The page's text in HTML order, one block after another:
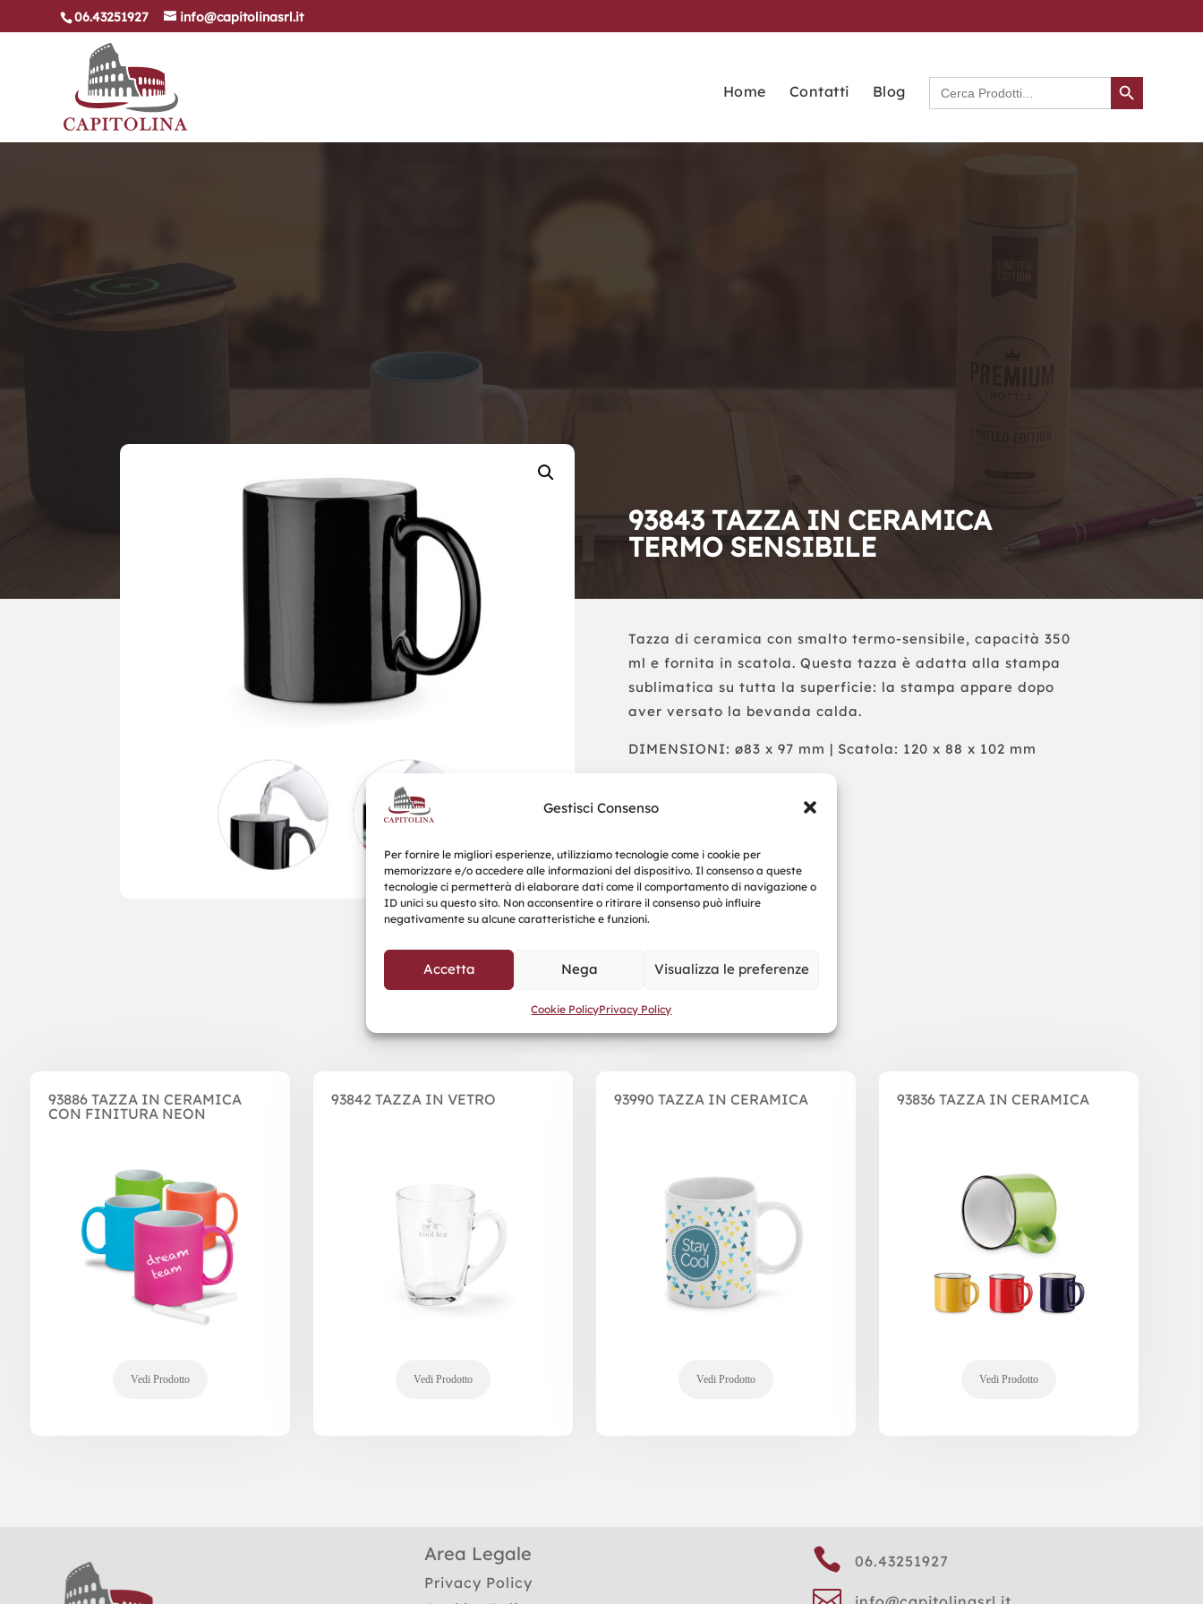
Gestisci Consenso
Per fornire le migliori esperienze, utilizziamo tecnologie come i cookie per
memorizzare e/o accedere alle informazioni del dispositivo. Il consenso a queste
tecnologie ci permetterà di elaborare dati come il comportamento di navigazione o
ID unici su questo sito. Non acconsentire o ritirare il consenso può influire
negativamente su alcune caratteristiche e funzioni.
Accetta Nega Visualizza le preferenze
Cookie PolicyPrivacy Policy
06.43251927 info@capitolinasrl.it
Home Contatti Blog Search
for:
Search Button
93843 TAZZA IN CERAMICA
TERMO SENSIBILE
Tazza di ceramica con smalto termo-sensibile, capacità 350
ml e fornita in scatola. Questa tazza è adatta alla stampa
sublimatica su tutta la superficie: la stampa appare dopo
aver versato la bevanda calda.
DIMENSIONI: ø83 x 97 mm | Scatola: 120 x 88 x 102 mm
Prodotti correlati
93886 TAZZA IN CERAMICA
CON FINITURA NEON
93842 TAZZA IN VETRO 93990 TAZZA IN CERAMICA 93836 TAZZA IN CERAMICA
Area Legale
Privacy Policy
 06.43251927